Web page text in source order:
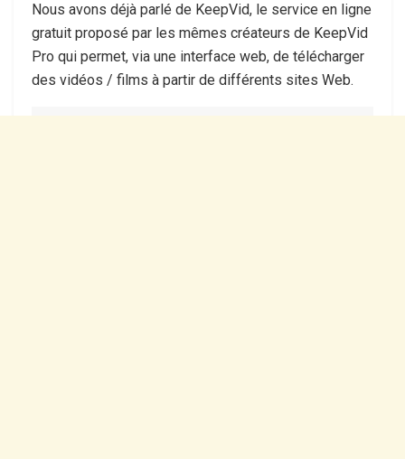
Nous avons déjà parlé de KeepVid, le service en ligne
gratuit proposé par les mêmes créateurs de KeepVid
Pro qui permet, via une interface web, de télécharger
des vidéos / films à partir de différents sites Web.